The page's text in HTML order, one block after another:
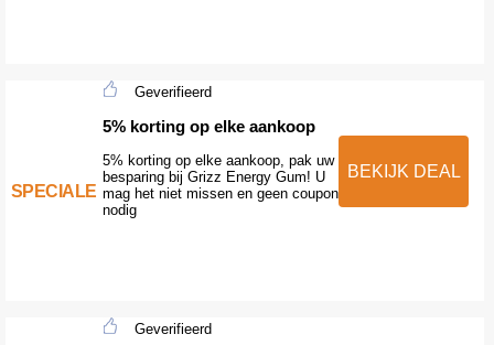
SPECIALE
Geverifieerd
5% korting op elke aankoop
5% korting op elke aankoop, pak uw
besparing bij Grizz Energy Gum! U
mag het niet missen en geen coupon
nodig
BEKIJK DEAL
Geverifieerd